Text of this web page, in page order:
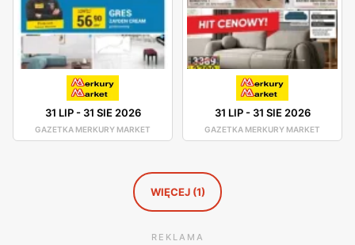
Merkury Market - promocje
Merkury Market posiada własną gazetkę promocyjną, z
której się dowiemy o obowiązujących zniżkach i rabatach
na ofertę przedstawioną w sklepie. Na stronie internetowej
Merkury Market można sprawdzić informacje o
obowiązujących promocjach. Sieć posiada własny system
31 LIP- 31 SIE 2026
GAZETKA MERKURY MARKET
31 LIP- 31 SIE 2026
GAZETKA MERKURY MARKET
WIĘCEJ (1)
REKLAMA